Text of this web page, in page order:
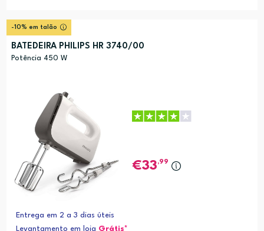
-10% em talão
BATEDEIRA PHILIPS HR 3740/00
Potência 450 W
33,99
Entrega em 2 a 3 dias úteis
Levantamento em loja Grátis*